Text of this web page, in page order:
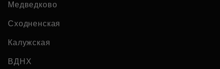
Медведково
Сходненская
Калужская
ВДНХ